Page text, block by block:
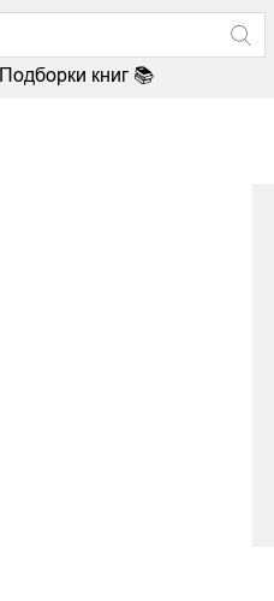
Подборки книг 📚